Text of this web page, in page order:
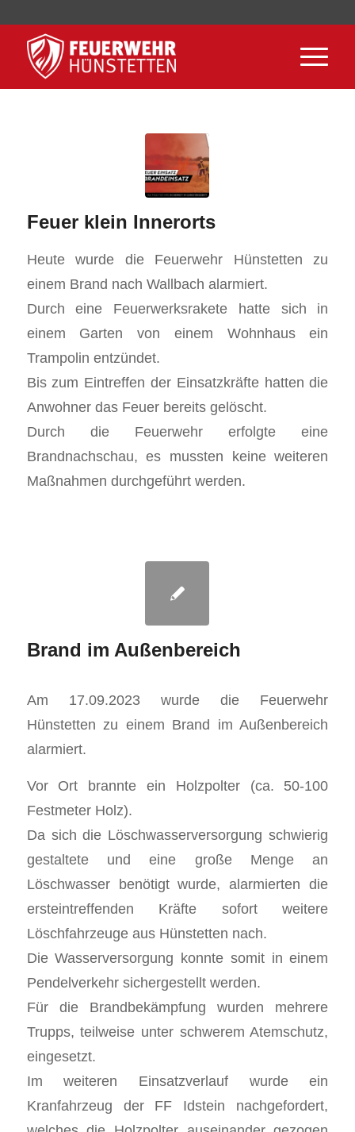
Feuer klein Innerorts
Heute wurde die Feuerwehr Hünstetten zu
einem Brand nach Wallbach alarmiert.
Durch eine Feuerwerksrakete hatte sich in
einem Garten von einem Wohnhaus ein
Trampolin entzündet.
Bis zum Eintreffen der Einsatzkräfte hatten die
Anwohner das Feuer bereits gelöscht.
Durch die Feuerwehr erfolgte eine
Brandnachschau, es mussten keine weiteren
Maßnahmen durchgeführt werden.
Brand im Außenbereich
Am 17.09.2023 wurde die Feuerwehr
Hünstetten zu einem Brand im Außenbereich
alarmiert.
Vor Ort brannte ein Holzpolter (ca. 50-100
Festmeter Holz).
Da sich die Löschwasserversorgung schwierig
gestaltete und eine große Menge an
Löschwasser benötigt wurde, alarmierten die
ersteintreffenden Kräfte sofort weitere
Löschfahrzeuge aus Hünstetten nach.
Die Wasserversorgung konnte somit in einem
Pendelverkehr sichergestellt werden.
Für die Brandbekämpfung wurden mehrere
Trupps, teilweise unter schwerem Atemschutz,
eingesetzt.
Im weiteren Einsatzverlauf wurde ein
Kranfahrzeug der FF Idstein nachgefordert,